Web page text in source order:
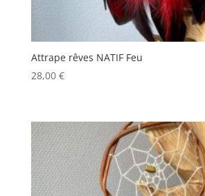
Attrape rêves NATIF Feu
28,00 €